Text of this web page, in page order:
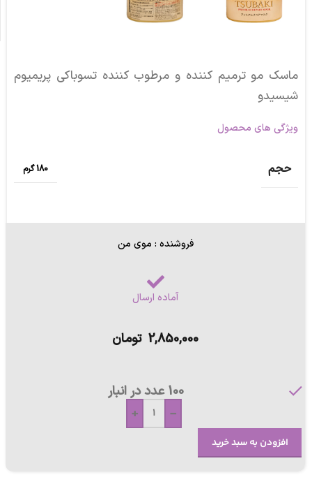
ماسک مو ترمیم کننده و مرطوب کننده تسوباکی پریمیوم
شیسیدو
ویژگی های محصول
حجم 180 گرم
فروشنده : موی من
آماده ارسال
2,850,000 تومان
100 عدد در انبار
-
+
افزودن به سبد خرید